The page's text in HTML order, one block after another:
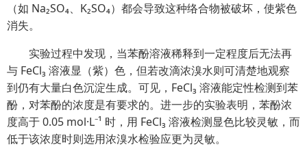
（如 Na₂SO₄、K₂SO₄）都会导致这种络合物被破坏，使紫色
消失。
实验过程中发现，当苯酚溶液稀释到一定程度后无法再
与 FeCl₃ 溶液显（紫）色，但若改滴浓溴水则可清楚地观察
到仍有大量白色沉淀生成。可见，FeCl₃ 溶液能定性检测到苯
酚， 对苯酚的浓度是有要求的。进一步的实验表明，苯酚浓
度高于 0.05 mol·L⁻¹ 时，用 FeCl₃ 溶液检测显色比较灵敏，而
低于该浓度时则选用浓溴水检验应更为灵敏。